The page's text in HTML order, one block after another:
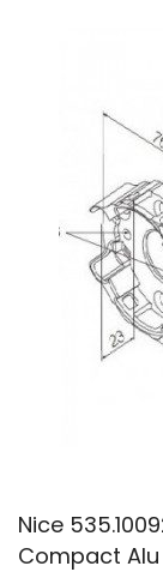
Nice
Compact Alu